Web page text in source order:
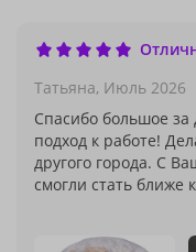
Татьяна, Июль 2026
Спасибо большое за
подход к работе!
другого города. С
смогли стать ближе